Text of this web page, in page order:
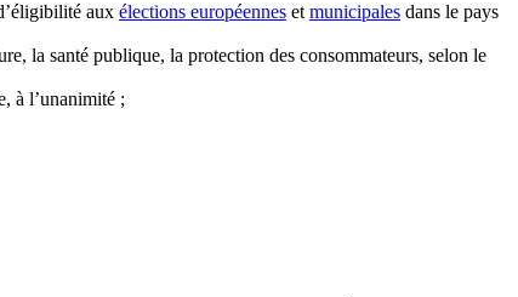
aux élections européennes et municipales dans le pays
la santé publique, la protection des consommateurs, selon le
à l’unanimité ;